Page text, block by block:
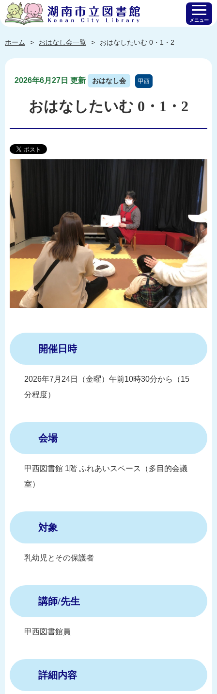
メニュー
ホーム おはなし会一覧 おはなしたいむ 0・1・2
2026年6月27日 更新 おはなし会 甲西
おはなしたいむ 0・1・2
開催日時
2026年7月24日（金曜）午前10時30分から（15
分程度）
会場
甲西図書館 1階 ふれあいスペース（多目的会議
室）
対象
乳幼児とその保護者
講師/先生
甲西図書館員
詳細内容